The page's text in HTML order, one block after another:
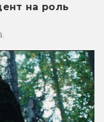
на роль